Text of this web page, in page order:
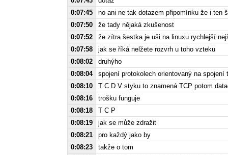
0:07:45
no ani ne tak dotazem připomínku že i ten
0:07:50
že tady nějaká zkušenost
0:07:52
že zítra šestka je uši na linuxu rychlejší
0:07:58
jak se říká nelžete rozvrh u toho vzteku
0:08:02
druhýho
0:08:04
spojení protokolech orientovaný na
0:08:10
T C D V styku to znamená TCP potom
0:08:16
trošku funguje
0:08:18
T C P
0:08:19
jak se může zdražit
0:08:21
pro každý jako by
0:08:23
takže o tom